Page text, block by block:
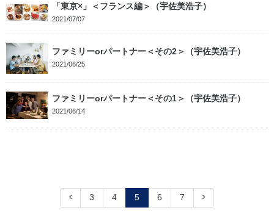
「東京×」＜フランス編＞（宇佐美浩子）
2021/07/07
ファミリーorパートナー＜その2＞（宇佐美浩子）
2021/06/25
ファミリーorパートナー＜その1＞（宇佐美浩子）
2021/06/14
3 4 5 6 7